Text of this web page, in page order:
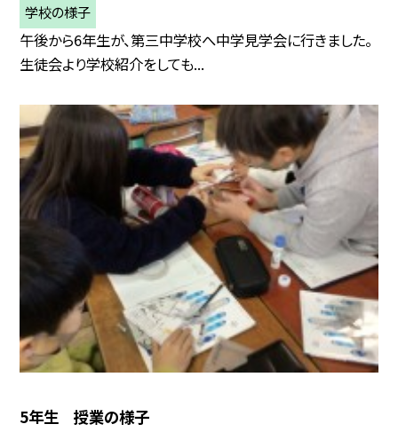
学校の様子
午後から6年生が、第三中学校へ中学見学会に行きました。
生徒会より学校紹介をしても...
5年生 授業の様子